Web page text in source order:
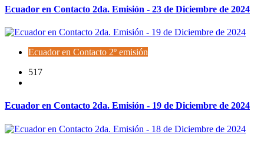
Ecuador en Contacto 2da. Emisión - 23 de Diciembre de 2024
Ecuador en Contacto 2º emisión
517
Ecuador en Contacto 2da. Emisión - 19 de Diciembre de 2024